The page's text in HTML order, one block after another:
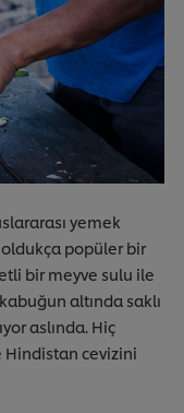
yemek
oldukça popüler bir
bir meyve sulu ile
altında saklı
aslında. Hiç
Hindistan cevizini